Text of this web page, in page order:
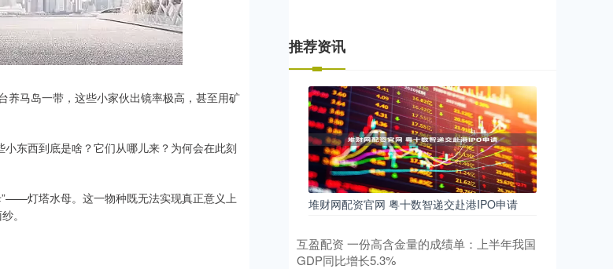
养马岛一带，这些小家伙出镜率极高，甚至用矿
东西到底是啥？它们从哪儿来？为何会在此刻
灯塔水母。这一物种既无法实现真正意义上
。
推荐资讯
堆财网配资官网 粤十数智递交赴港IPO申请
互盈配资 一份高含金量的成绩单：上半年我国
GDP同比增长5.3%